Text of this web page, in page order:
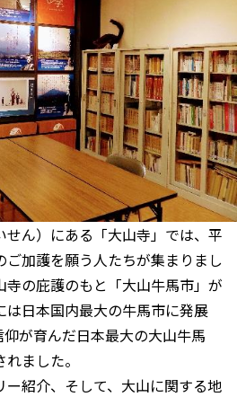
せん）にある「大山寺」では、平
加護を願う人たちが集まりまし
寺の庇護のもと「大山牛馬市」が
は日本国内最大の牛馬市に発展
が育んだ日本最大の大山牛馬
ました。
紹介、そして、大山に関する地